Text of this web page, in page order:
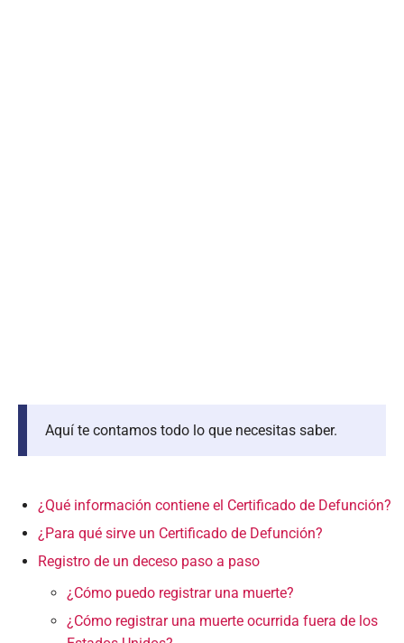
Aquí te contamos todo lo que necesitas saber.
¿Qué información contiene el Certificado de Defunción?
¿Para qué sirve un Certificado de Defunción?
Registro de un deceso paso a paso
¿Cómo puedo registrar una muerte?
¿Cómo registrar una muerte ocurrida fuera de los